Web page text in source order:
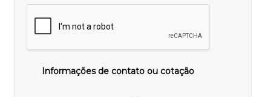
Informações de contato ou cotação